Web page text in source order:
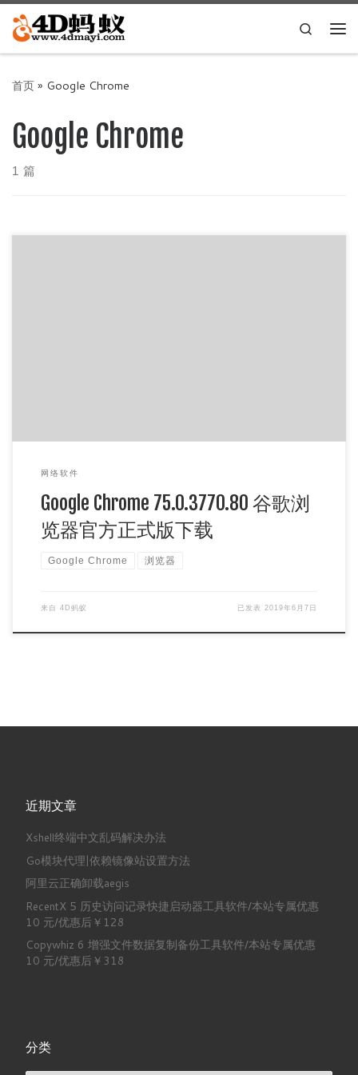
Skip to content
Search
首页» Google Chrome
Google Chrome
1 篇
网络软件
Google Chrome 75.0.3770.80 谷歌浏
览器官方正式版下载
Google Chrome 浏览器
来自 4D蚂蚁 已发表 2019年6月7日
近期文章
Xshell终端中文乱码解决办法
Go模块代理|依赖镜像站设置方法
阿里云正确卸载aegis
RecentX 5 历史访问记录快捷启动器工具软件/本站专属优惠
10 元/优惠后￥128
Copywhiz 6 增强文件数据复制备份工具软件/本站专属优惠
10 元/优惠后￥318
分类